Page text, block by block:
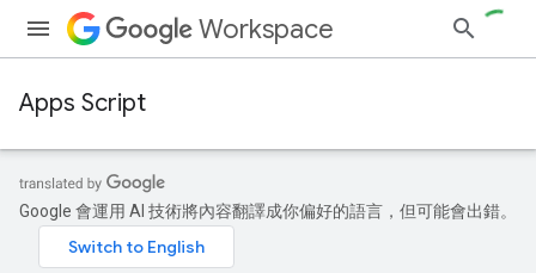
Workspace
Apps Script
Google 會運用 AI 技術將內容翻譯成你偏好的語言，但可能會出錯。